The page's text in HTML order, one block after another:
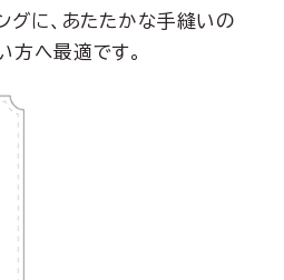
グに、あたたかな手縫いの
方へ最適です。